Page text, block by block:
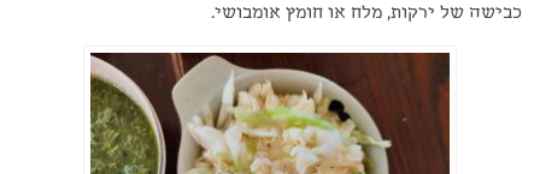
כבישה של ירקות, מלח או חומץ אומבושי.